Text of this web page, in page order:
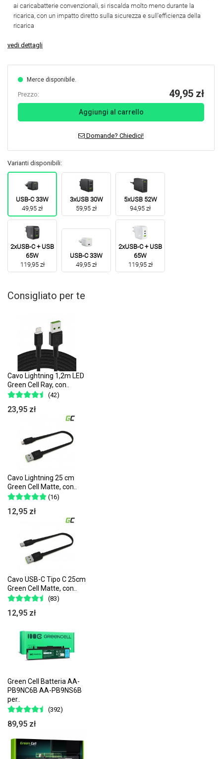
ai caricabatterie convenzionali, si riscalda molto meno durante la
ricarica, con un impatto diretto sulla sicurezza e sull'efficienza della
ricarica
vedi dettagli
Merce disponibile.
Prezzo: 49,95 zł
Aggiungi al carrello
Domande? Chiedici!
Varianti disponibili:
USB-C 33W
49,95 zł
3xUSB 30W
59,95 zł
5xUSB 52W
94,95 zł
2xUSB-C + USB
65W
119,95 zł
USB-C 33W
49,95 zł
2xUSB-C + USB
65W
119,95 zł
Consigliato per te
Cavo Lightning 1,2m LED
Green Cell Ray, con..
(42)
23,95 zł
Cavo Lightning 25 cm
Green Cell Matte, con..
(16)
12,95 zł
Cavo USB-C Tipo C 25cm
Green Cell Matte, con..
(83)
12,95 zł
Green Cell Batteria AA-
PB9NC6B AA-PB9NS6B
per..
(392)
89,95 zł